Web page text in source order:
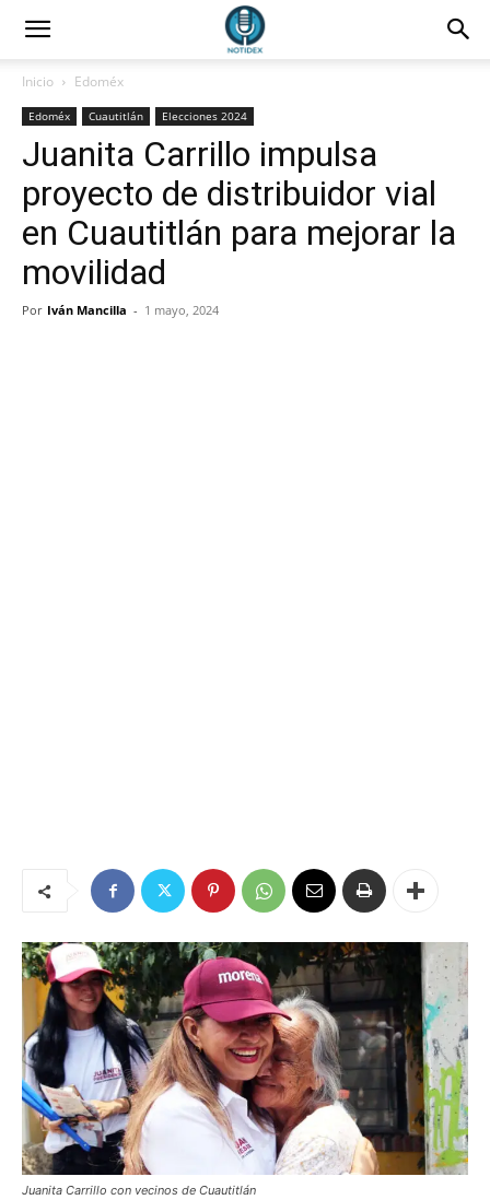
Inicio Edoméx
Edoméx Cuautitlán Elecciones 2024
Juanita Carrillo impulsa
proyecto de distribuidor vial
en Cuautitlán para mejorar la
movilidad
Por Iván Mancilla - 1 mayo, 2024
Juanita Carrillo con vecinos de Cuautitlán